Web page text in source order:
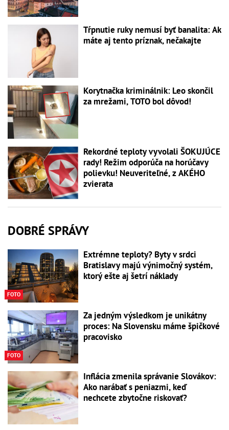
Tŕpnutie ruky nemusí byť banalita: Ak
máte aj tento príznak, nečakajte
Korytnačka kriminálnik: Leo skončil
za mrežami, TOTO bol dôvod!
Rekordné teploty vyvolali ŠOKUJÚCE
rady! Režim odporúča na horúčavy
polievku! Neuveriteľné, z AKÉHO
zvierata
DOBRÉ SPRÁVY
FOTO
Extrémne teploty? Byty v srdci
Bratislavy majú výnimočný systém,
ktorý ešte aj šetrí náklady
FOTO
Za jedným výsledkom je unikátny
proces: Na Slovensku máme špičkové
pracovisko
Inflácia zmenila správanie Slovákov:
Ako narábať s peniazmi, keď
nechcete zbytočne riskovať?